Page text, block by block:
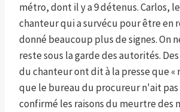
métro, dont il y a 9 détenus. Carlos,
chanteur qui a survécu pour être en
donné beaucoup plus de signes. On
reste sous la garde des autorités.
du chanteur ont dit à la presse que «
que le bureau du procureur n'ait pas
confirmé les raisons du meurtre des